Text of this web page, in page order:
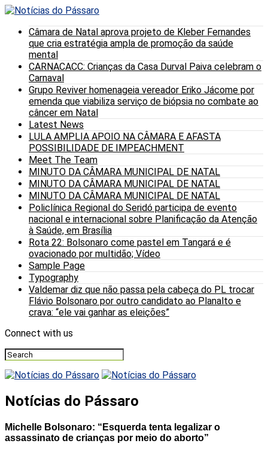
Câmara de Natal aprova projeto de Kleber Fernandes
que cria estratégia ampla de promoção da saúde
mental
CARNACACC: Crianças da Casa Durval Paiva celebram o
Carnaval
Grupo Reviver homenageia vereador Eriko Jácome por
emenda que viabiliza serviço de biópsia no combate ao
câncer em Natal
Latest News
LULA AMPLIA APOIO NA CÂMARA E AFASTA
POSSIBILIDADE DE IMPEACHMENT
Meet The Team
MINUTO DA CÂMARA MUNICIPAL DE NATAL
MINUTO DA CÂMARA MUNICIPAL DE NATAL
MINUTO DA CÂMARA MUNICIPAL DE NATAL
Policlínica Regional do Seridó participa de evento
nacional e internacional sobre Planificação da Atenção
à Saúde, em Brasília
Rota 22: Bolsonaro come pastel em Tangará e é
ovacionado por multidão; Vídeo
Sample Page
Typography
Valdemar diz que não passa pela cabeça do PL trocar
Flávio Bolsonaro por outro candidato ao Planalto e
crava: “ele vai ganhar as eleições”
Connect with us
Notícias do Pássaro
Michelle Bolsonaro: “Esquerda tenta legalizar o
assassinato de crianças por meio do aborto”